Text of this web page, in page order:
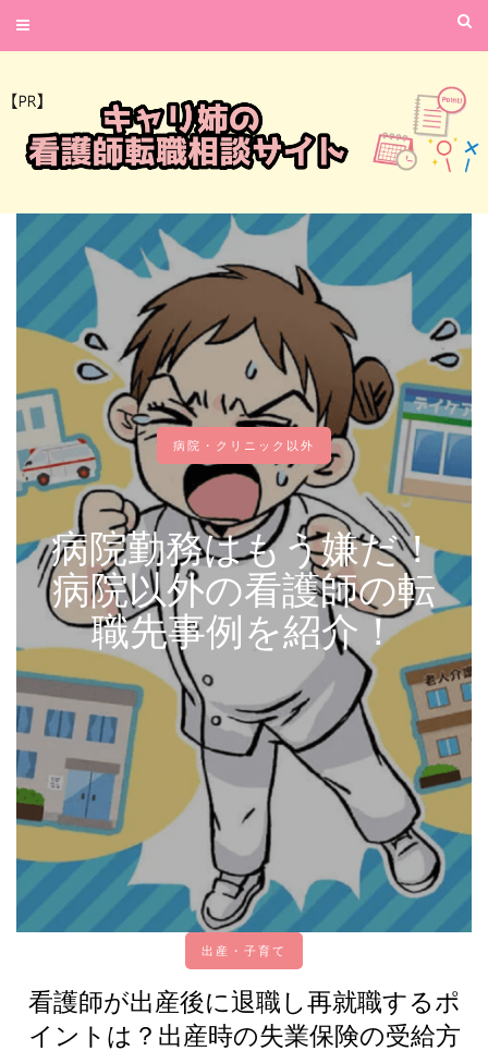
病院・クリニック以外
病院勤務はもう嫌だ！
病院以外の看護師の転
職先事例を紹介！
出産・子育て
看護師が出産後に退職し再就職するポ
イントは？出産時の失業保険の受給方